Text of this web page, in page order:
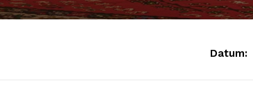
Datum: